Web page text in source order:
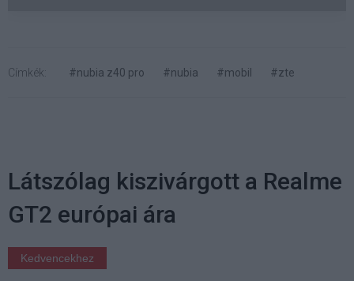
Címkék: #nubia z40 pro #nubia #mobil #zte
Látszólag kiszivárgott a Realme
GT2 európai ára
Kedvencekhez